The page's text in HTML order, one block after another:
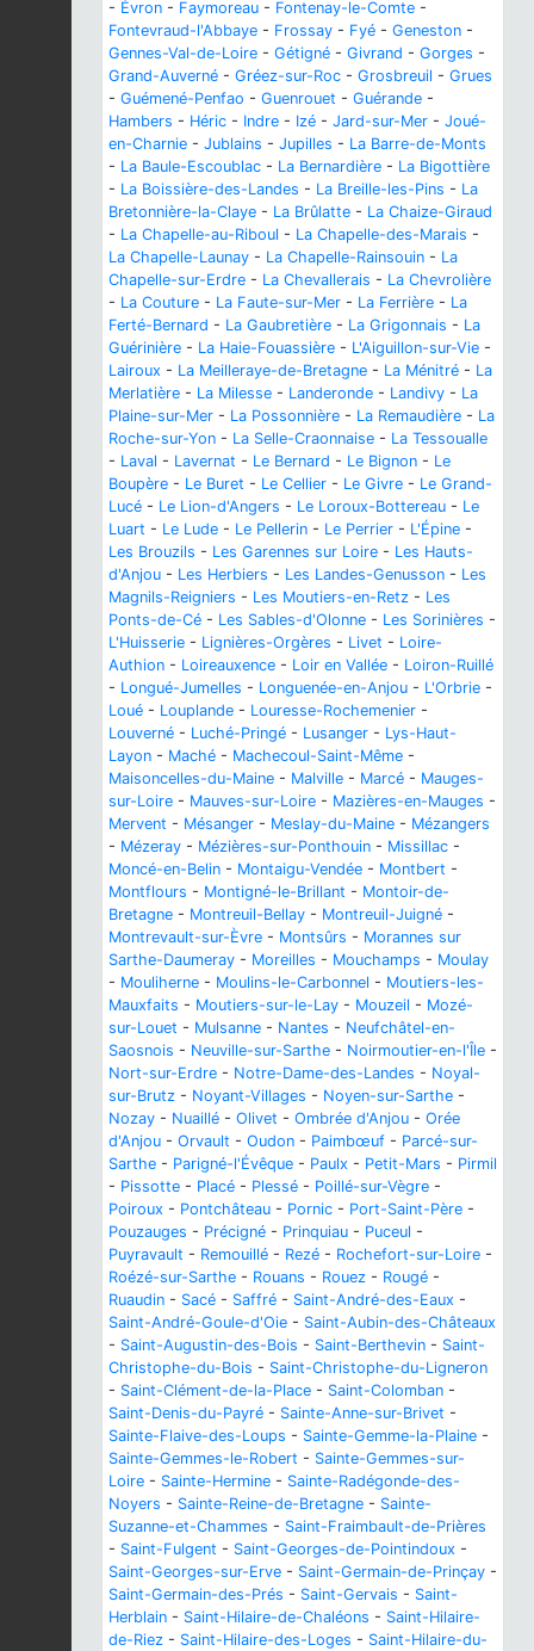
- Évron - Faymoreau - Fontenay-le-Comte -
Fontevraud-l'Abbaye - Frossay - Fyé - Geneston -
Gennes-Val-de-Loire - Gétigné - Givrand - Gorges -
Grand-Auverné - Gréez-sur-Roc - Grosbreuil - Grues
- Guémené-Penfao - Guenrouet - Guérande -
Hambers - Héric - Indre - Izé - Jard-sur-Mer - Joué-
en-Charnie - Jublains - Jupilles - La Barre-de-Monts
- La Baule-Escoublac - La Bernardière - La Bigottière
- La Boissière-des-Landes - La Breille-les-Pins - La
Bretonnière-la-Claye - La Brûlatte - La Chaize-Giraud
- La Chapelle-au-Riboul - La Chapelle-des-Marais -
La Chapelle-Launay - La Chapelle-Rainsouin - La
Chapelle-sur-Erdre - La Chevallerais - La Chevrolière
- La Couture - La Faute-sur-Mer - La Ferrière - La
Ferté-Bernard - La Gaubretière - La Grigonnais - La
Guérinière - La Haie-Fouassière - L'Aiguillon-sur-Vie -
Lairoux - La Meilleraye-de-Bretagne - La Ménitré - La
Merlatière - La Milesse - Landeronde - Landivy - La
Plaine-sur-Mer - La Possonnière - La Remaudière - La
Roche-sur-Yon - La Selle-Craonnaise - La Tessoualle
- Laval - Lavernat - Le Bernard - Le Bignon - Le
Boupère - Le Buret - Le Cellier - Le Givre - Le Grand-
Lucé - Le Lion-d'Angers - Le Loroux-Bottereau - Le
Luart - Le Lude - Le Pellerin - Le Perrier - L'Épine -
Les Brouzils - Les Garennes sur Loire - Les Hauts-
d'Anjou - Les Herbiers - Les Landes-Genusson - Les
Magnils-Reigniers - Les Moutiers-en-Retz - Les
Ponts-de-Cé - Les Sables-d'Olonne - Les Sorinières -
L'Huisserie - Lignières-Orgères - Livet - Loire-
Authion - Loireauxence - Loir en Vallée - Loiron-Ruillé
- Longué-Jumelles - Longuenée-en-Anjou - L'Orbrie -
Loué - Louplande - Louresse-Rochemenier -
Louverné - Luché-Pringé - Lusanger - Lys-Haut-
Layon - Maché - Machecoul-Saint-Même -
Maisoncelles-du-Maine - Malville - Marcé - Mauges-
sur-Loire - Mauves-sur-Loire - Mazières-en-Mauges -
Mervent - Mésanger - Meslay-du-Maine - Mézangers
- Mézeray - Mézières-sur-Ponthouin - Missillac -
Moncé-en-Belin - Montaigu-Vendée - Montbert -
Montflours - Montigné-le-Brillant - Montoir-de-
Bretagne - Montreuil-Bellay - Montreuil-Juigné -
Montrevault-sur-Èvre - Montsûrs - Morannes sur
Sarthe-Daumeray - Moreilles - Mouchamps - Moulay
- Mouliherne - Moulins-le-Carbonnel - Moutiers-les-
Mauxfaits - Moutiers-sur-le-Lay - Mouzeil - Mozé-
sur-Louet - Mulsanne - Nantes - Neufchâtel-en-
Saosnois - Neuville-sur-Sarthe - Noirmoutier-en-l'Île -
Nort-sur-Erdre - Notre-Dame-des-Landes - Noyal-
sur-Brutz - Noyant-Villages - Noyen-sur-Sarthe -
Nozay - Nuaillé - Olivet - Ombrée d'Anjou - Orée
d'Anjou - Orvault - Oudon - Paimbœuf - Parcé-sur-
Sarthe - Parigné-l'Évêque - Paulx - Petit-Mars - Pirmil
- Pissotte - Placé - Plessé - Poillé-sur-Vègre -
Poiroux - Pontchâteau - Pornic - Port-Saint-Père -
Pouzauges - Précigné - Prinquiau - Puceul -
Puyravault - Remouillé - Rezé - Rochefort-sur-Loire -
Roézé-sur-Sarthe - Rouans - Rouez - Rougé -
Ruaudin - Sacé - Saffré - Saint-André-des-Eaux -
Saint-André-Goule-d'Oie - Saint-Aubin-des-Châteaux
- Saint-Augustin-des-Bois - Saint-Berthevin - Saint-
Christophe-du-Bois - Saint-Christophe-du-Ligneron
- Saint-Clément-de-la-Place - Saint-Colomban -
Saint-Denis-du-Payré - Sainte-Anne-sur-Brivet -
Sainte-Flaive-des-Loups - Sainte-Gemme-la-Plaine -
Sainte-Gemmes-le-Robert - Sainte-Gemmes-sur-
Loire - Sainte-Hermine - Sainte-Radégonde-des-
Noyers - Sainte-Reine-de-Bretagne - Sainte-
Suzanne-et-Chammes - Saint-Fraimbault-de-Prières
- Saint-Fulgent - Saint-Georges-de-Pointindoux -
Saint-Georges-sur-Erve - Saint-Germain-de-Prinçay -
Saint-Germain-des-Prés - Saint-Gervais - Saint-
Herblain - Saint-Hilaire-de-Chaléons - Saint-Hilaire-
de-Riez - Saint-Hilaire-des-Loges - Saint-Hilaire-du-